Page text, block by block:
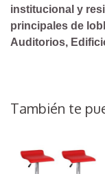
institucional y
principales de
Auditorios,
También te